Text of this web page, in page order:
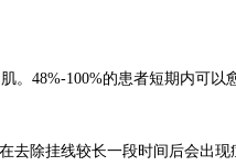
。 48%-100%的患者短期内可以
去除挂线较长一段时间后会出